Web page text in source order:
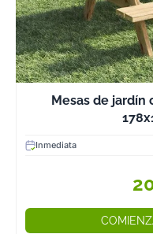
Mesas de jardín
Inmediata